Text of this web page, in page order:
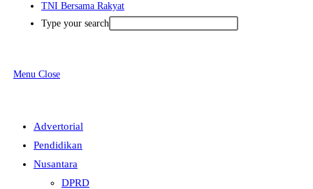
TNI Bersama Rakyat
Type your search
Menu Close
Advertorial
Pendidikan
Nusantara
DPRD